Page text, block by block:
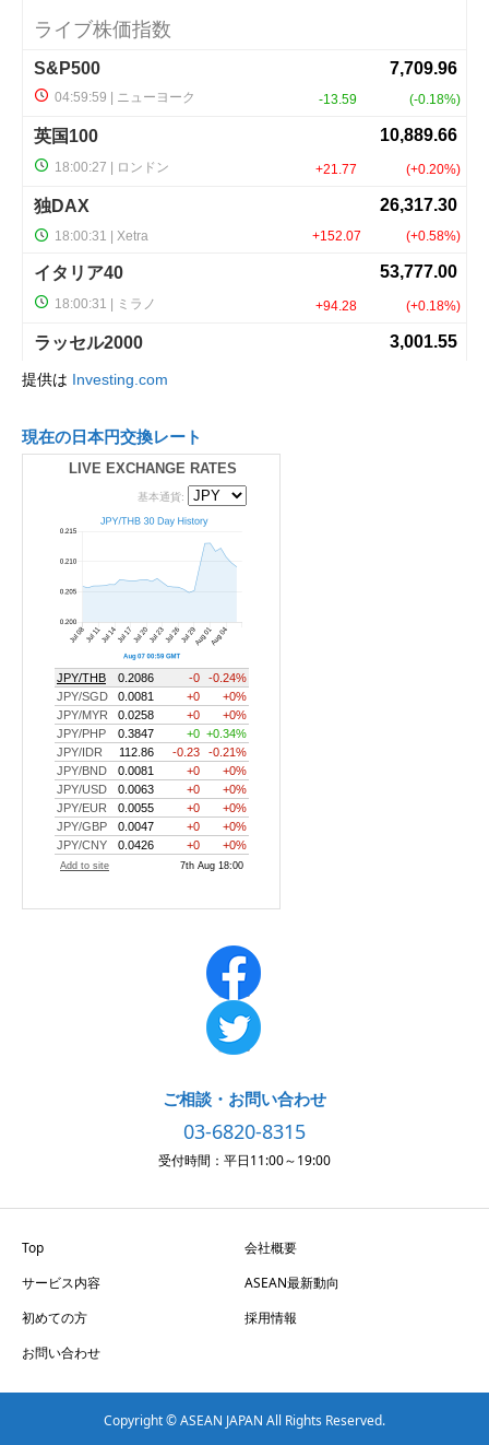
提供は Investing.com
現在の日本円交換レート
LIVE EXCHANGE RATES
ご相談・お問い合わせ
03-6820-8315
受付時間：平日11:00～19:00
Top
会社概要
サービス内容
ASEAN最新動向
初めての方
採用情報
お問い合わせ
Copyright © ASEAN JAPAN All Rights Reserved.